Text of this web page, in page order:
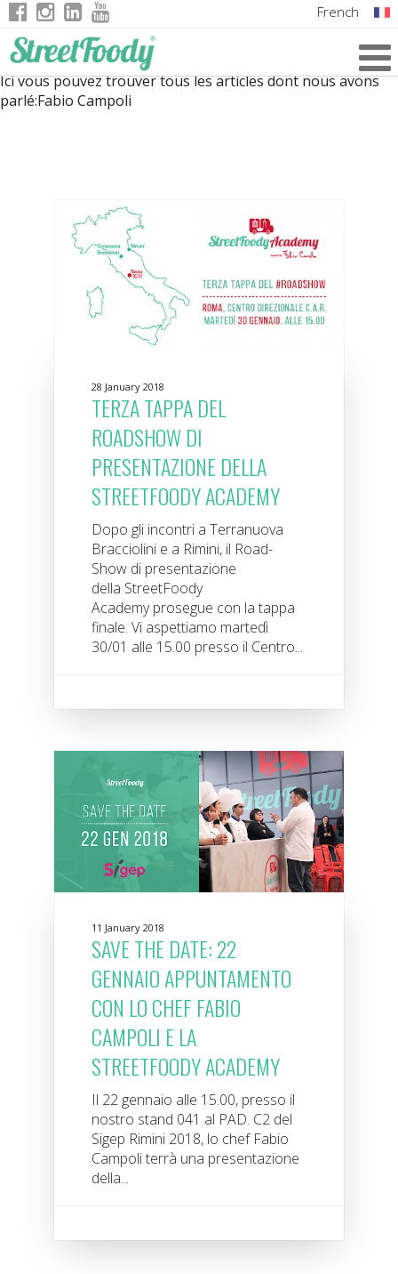
French
English
Ici vous pouvez trouver tous les articles dont nous avons
parlé:Fabio Campoli
28 January 2018
TERZA TAPPA DEL
ROADSHOW DI
PRESENTAZIONE DELLA
STREETFOODY ACADEMY
Dopo gli incontri a Terranuova
Bracciolini e a Rimini, il Road-
Show di presentazione
della StreetFoody
Academy prosegue con la tappa
finale. Vi aspettiamo martedì
30/01 alle 15.00 presso il Centro...
11 January 2018
SAVE THE DATE: 22
GENNAIO APPUNTAMENTO
CON LO CHEF FABIO
CAMPOLI E LA
STREETFOODY ACADEMY
Il 22 gennaio alle 15.00, presso il
nostro stand 041 al PAD. C2 del
Sigep Rimini 2018, lo chef Fabio
Campoli terrà una presentazione
della...